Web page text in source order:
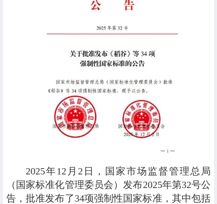
2025年12月2日，国家市场监督管理总局
（国家标准化管理委员会）发布2025年第32号公
告，批准发布了34项强制性国家标准，其中包括